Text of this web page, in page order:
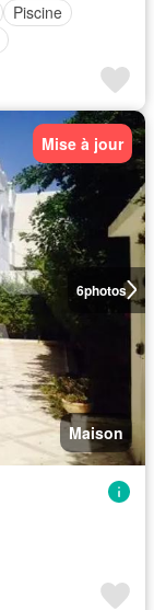
Piscine
6photos
Mise à jour
Maison